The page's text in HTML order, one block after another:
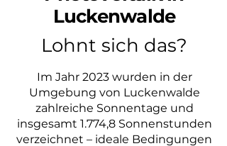
Luckenwalde
Lohnt sich das?
Im Jahr 2023 wurden in der
Umgebung von Luckenwalde
zahlreiche Sonnentage und
insgesamt 1.774,8 Sonnenstunden
verzeichnet – ideale Bedingungen